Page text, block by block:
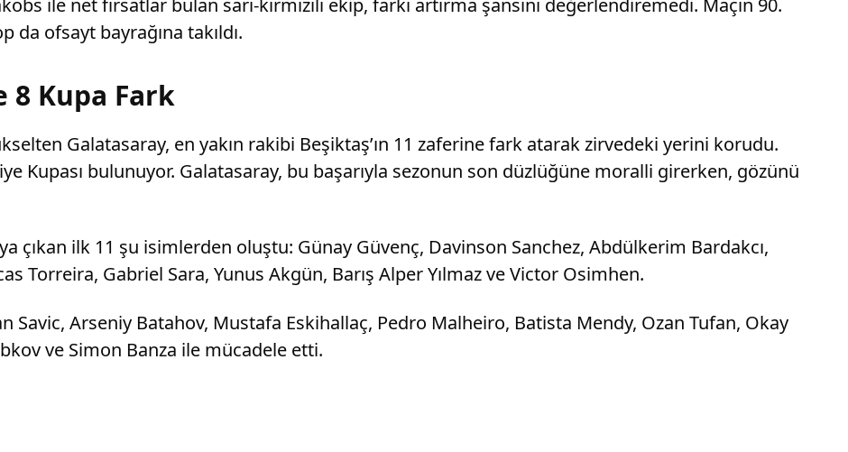
ile net fırsatlar bulan sarı-kırmızılı ekip, farkı artırma şansını değerlendiremedi. Maçın 90.
da ofsayt bayrağına takıldı.
8 Kupa Fark
Galatasaray, en yakın rakibi Beşiktaş’ın 11 zaferine fark atarak zirvedeki yerini korudu.
Kupası bulunuyor. Galatasaray, bu başarıyla sezonun son düzlüğüne moralli girerken, gözünü
çıkan ilk 11 şu isimlerden oluştu: Günay Güvenç, Davinson Sanchez, Abdülkerim Bardakcı,
Torreira, Gabriel Sara, Yunus Akgün, Barış Alper Yılmaz ve Victor Osimhen.
Savic, Arseniy Batahov, Mustafa Eskihallaç, Pedro Malheiro, Batista Mendy, Ozan Tufan, Okay
ve Simon Banza ile mücadele etti.